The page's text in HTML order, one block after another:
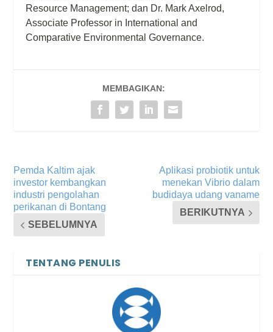
Resource Management; dan Dr. Mark Axelrod,
Associate Professor in International and
Comparative Environmental Governance.
MEMBAGIKAN:
Pemda Kaltim ajak
investor kembangkan
industri pengolahan
perikanan di Bontang
SEBELUMNYA
Aplikasi probiotik untuk
menekan Vibrio dalam
budidaya udang vaname
BERIKUTNYA
TENTANG PENULIS